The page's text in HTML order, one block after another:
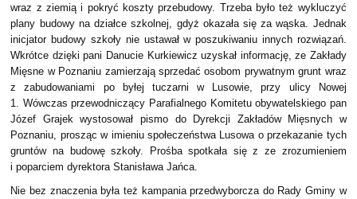
wraz z ziemią i pokryć koszty przebudowy. Trzeba było też wykluczyć
plany budowy na działce szkolnej, gdyż okazała się za wąska. Jednak
inicjator budowy szkoły nie ustawał w poszukiwaniu innych rozwiązań.
Wkrótce dzięki pani Danucie Kurkiewicz uzyskał informację, ze Zakłady
Mięsne w Poznaniu zamierzają sprzedać osobom prywatnym grunt wraz
z zabudowaniami po byłej tuczarni w Lusowie, przy ulicy Nowej
1. Wówczas przewodniczący Parafialnego Komitetu obywatelskiego pan
Józef Grajek wystosował pismo do Dyrekcji Zakładów Mięsnych w
Poznaniu, prosząc w imieniu społeczeństwa Lusowa o przekazanie tych
gruntów na budowę szkoły. Prośba spotkała się z ze zrozumieniem
i poparciem dyrektora Stanisława Jańca.
Nie bez znaczenia była też kampania przedwyborcza do Rady Gminy w